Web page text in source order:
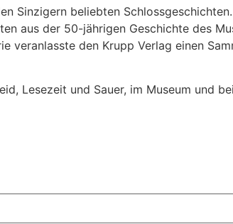
Sinzigern beliebten
aus der 50-jährigen Geschichte des
veranlasste den Krupp Verlag einen
Lesezeit und Sauer, im Museum und